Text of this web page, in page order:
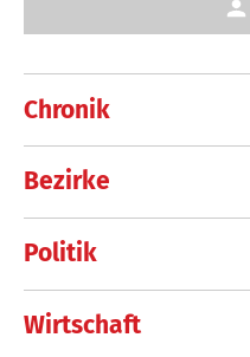
Chronik
Bezirke
Politik
Wirtschaft